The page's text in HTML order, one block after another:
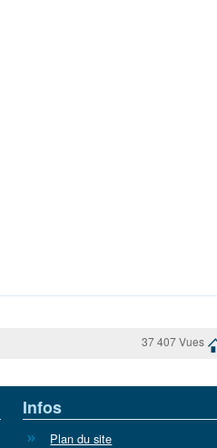
37 407 Vues
Infos
Plan du site